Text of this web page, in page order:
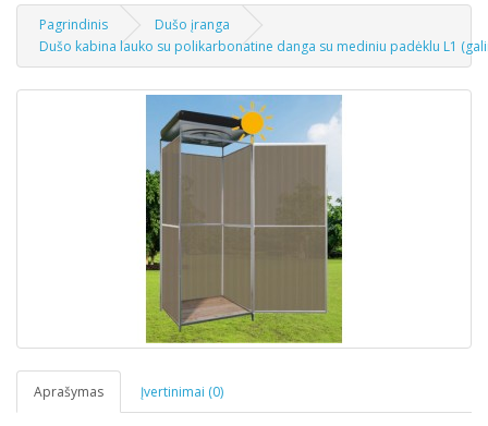
Pagrindinis
Dušo įranga
Dušo kabina lauko su polikarbonatine danga su mediniu padėklu L1
Aprašymas Įvertinimai (0)